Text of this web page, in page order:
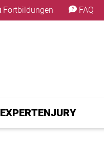
Fortbildungen FAQ
EXPERTENJURY